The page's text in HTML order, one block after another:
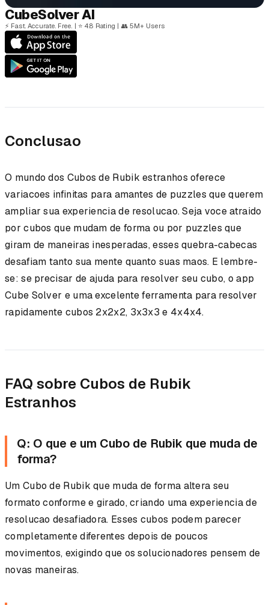
CubeSolverAI
⚡ Fast. Accurate. Free. | ⭐ 4.8 Rating | 👥5M+ Users
Conclusao
O mundo dos Cubos de Rubik estranhos oferece
variacoes infinitas para amantes de puzzles que querem
ampliar sua experiencia de resolucao. Seja voce atraido
por cubos que mudam de forma ou por puzzles que
giram de maneiras inesperadas, esses quebra-cabecas
desafiam tanto sua mente quanto suas maos. E lembre-
se: se precisar de ajuda para resolver seu cubo, o app
Cube Solver e uma excelente ferramenta para resolver
rapidamente cubos 2x2x2, 3x3x3 e 4x4x4.
FAQ sobre Cubos de Rubik
Estranhos
Q: O que e um Cubo de Rubik que muda de
forma?
Um Cubo de Rubik que muda de forma altera seu
formato conforme e girado, criando uma experiencia de
resolucao desafiadora. Esses cubos podem parecer
completamente diferentes depois de poucos
movimentos, exigindo que os solucionadores pensem de
novas maneiras.